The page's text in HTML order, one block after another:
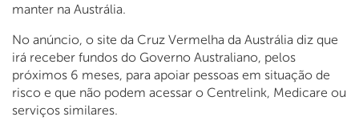
manter na Austrália.
No anúncio, o site da Cruz Vermelha da Austrália diz que
irá receber fundos do Governo Australiano, pelos
próximos 6 meses, para apoiar pessoas em situação de
risco e que não podem acessar o Centrelink, Medicare ou
serviços similares.